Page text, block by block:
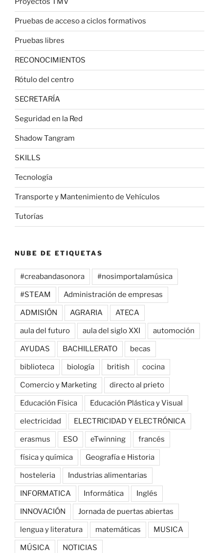
Pruebas de acceso a ciclos formativos
Pruebas libres
RECONOCIMIENTOS
Rótulo del centro
SECRETARÍA
Seguridad en la Red
Shadow Tangram
SKILLS
Tecnología
Transporte y Mantenimiento de Vehículos
Tutorías
NUBE DE ETIQUETAS
#creabandasonora #nosimportalamúsica
#STEAM Administración de empresas
ADMISIÓN AGRARIA ATECA
aula del futuro aula del siglo XXI automoción
AYUDAS BACHILLERATO becas
biblioteca biología british cocina
Comercio y Marketing directo al prieto
Educación Física Educación Plástica y Visual
electricidad ELECTRICIDAD Y ELECTRÓNICA
erasmus ESO eTwinning francés
física y química Geografía e Historia
hosteleria Industrias alimentarias
INFORMATICA Informática Inglés
INNOVACIÓN Jornada de puertas abiertas
lengua y literatura matemáticas MUSICA
MÚSICA NOTICIAS